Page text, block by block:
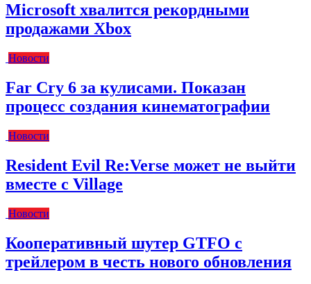
Microsoft хвалится рекордными
продажами Xbox
Новости
Far Cry 6 за кулисами. Показан
процесс создания кинематографии
Новости
Resident Evil Re:Verse может не выйти
вместе с Village
Новости
Кооперативный шутер GTFO с
трейлером в честь нового обновления